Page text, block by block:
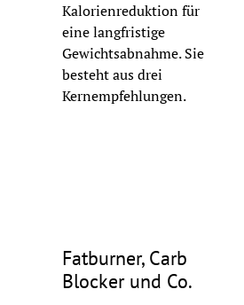
Kalorienreduktion für
eine langfristige
Gewichtsabnahme. Sie
besteht aus drei
Kernempfehlungen.
Fatburner, Carb
Blocker und Co.